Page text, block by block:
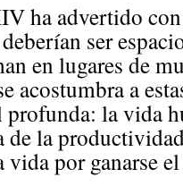
ha advertido
ser
en lugares de
acostumbra a
la vida
de la
por ganarse